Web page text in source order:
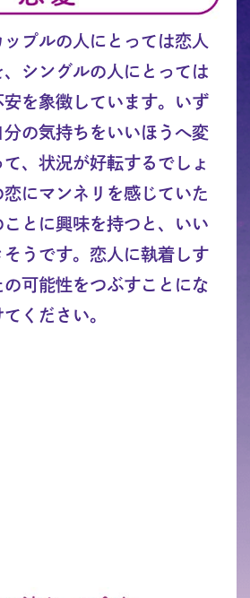
プルの人にとっては恋人
シングルの人にとっては
を象徴しています。いず
の気持ちをいいほうへ変
て、状況が好転するでしょ
恋にマンネリを感じていた
ことに興味を持つと、いい
うです。恋人に執着しす
の可能性をつぶすことにな
ください。